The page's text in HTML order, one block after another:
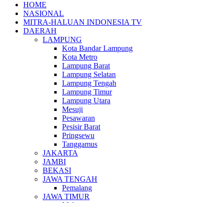
HOME
NASIONAL
MITRA-HALUAN INDONESIA TV
DAERAH
LAMPUNG
Kota Bandar Lampung
Kota Metro
Lampung Barat
Lampung Selatan
Lampung Tengah
Lampung Timur
Lampung Utara
Mesuji
Pesawaran
Pesisir Barat
Pringsewu
Tanggamus
JAKARTA
JAMBI
BEKASI
JAWA TENGAH
Pemalang
JAWA TIMUR